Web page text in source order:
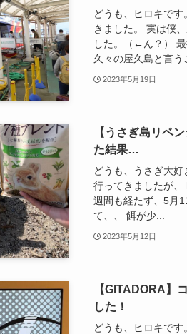
どうも、ヒロキで
きました。 実は僕
した。（←ん？）
久々の屋久島と言う
2023年5月19日
【うさぎ島リベ
た結果…
どうも、うさぎ大
行ってきましたが
週間も経たず、5月
て、、 餌が少...
2023年5月12日
【GITADORA】
した！
どうも、ヒロキで